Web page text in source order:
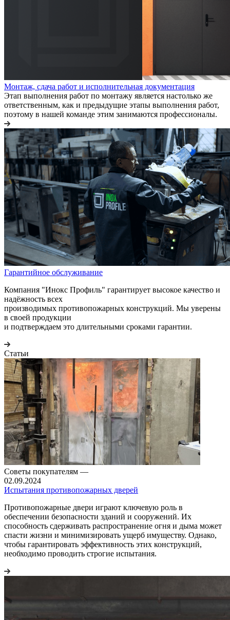
Монтаж, сдача работ и исполнительная документация
Этап выполнения работ по монтажу является настолько же
ответственным, как и предыдущие этапы выполнения работ,
поэтому в нашей команде этим занимаются профессионалы.
Гарантийное обслуживание
Компания "Инокс Профиль" гарантирует высокое качество и
надёжность всех
производимых противопожарных конструкций. Мы уверены
в своей продукции
и подтверждаем это длительными сроками гарантии.
Статьи
Советы покупателям —
02.09.2024
Испытания противопожарных дверей
Противопожарные двери играют ключевую роль в
обеспечении безопасности зданий и сооружений. Их
способность сдерживать распространение огня и дыма может
спасти жизни и минимизировать ущерб имуществу. Однако,
чтобы гарантировать эффективность этих конструкций,
необходимо проводить строгие испытания.